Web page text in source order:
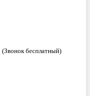
(Звонок бесплатный)